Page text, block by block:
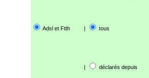
Adsl et Ftth | tous
| déclarés depuis